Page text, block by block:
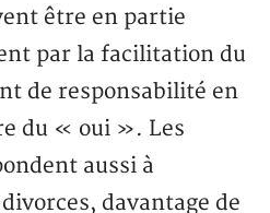
être en partie
par la facilitation du
de responsabilité en
du « oui ». Les
aussi à
davantage de